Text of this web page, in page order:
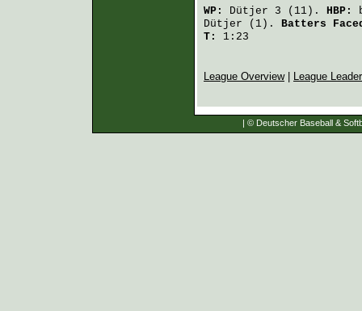
WP: Dütjer 3 (11). HBP:
Dütjer (1). Batters
T:
1:23
League Overview| League
| © Deutscher Baseball &